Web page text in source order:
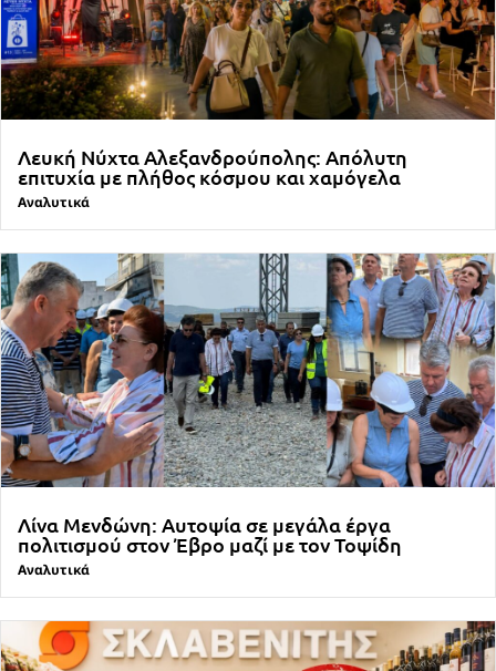
Λευκή Νύχτα Αλεξανδρούπολης: Απόλυτη
επιτυχία με πλήθος κόσμου και χαμόγελα
Αναλυτικά
Λίνα Μενδώνη: Αυτοψία σε μεγάλα έργα
πολιτισμού στον Έβρο μαζί με τον Τοψίδη
Αναλυτικά